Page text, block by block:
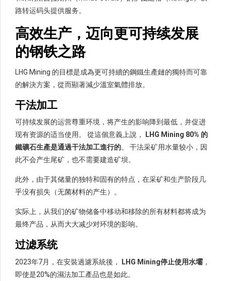
路转运码头提供服务。
高效生产，迈向更可持续发展
的钢铁之路
LHG Mining 的目標是成為更可持續的鋼鐵生產鏈的獨特而可靠
的解決方案，從而顯著減少溫室氣體排放。
干法加工
可持续发展的运营尊重环境，将产生的影响降到最低，并促进
现有资源的适当使用。 從這個意義上說，
LHG Mining 80% 的
鐵礦石生產是通過干法加工進行的。 干法采矿用水量较小，因
此不会产生尾矿，也不需要建造矿坝。
此外，由于其储量的独特和固有的特点，在采矿和生产阶段几
乎没有损失（无菌材料的产生）。
实际上，从我们的矿物储备中移动和移除的所有材料都将成为
最终产品，从而大大减少对环境的影响。
过滤系统
2023年7月，在安裝過濾系統後， LHG Mining停止使用水壩 ，
即使是20%的濕法加工產品也是如此。